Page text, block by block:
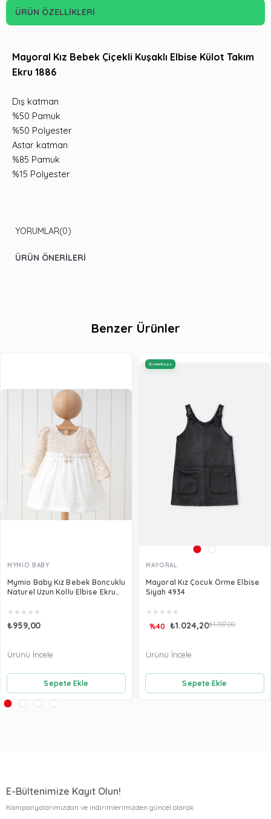
ÜRÜN ÖZELLIKLERI
Mayoral Kız Bebek Çiçekli Kuşaklı Elbise Külot Takım
Ekru 1886
Dış katman
%50 Pamuk
%50 Polyester
Astar katman
%85 Pamuk
%15 Polyester
YORUMLAR(0)
ÜRÜN ÖNERILERI
Benzer Ürünler
MYMİO BABY
Mymio Baby Kız Bebek Boncuklu
Naturel Uzun Kollu Elbise Ekru
★ ★ ★ ★ ★
₺959,00
Sepete Ekle
Ürünü İncele
MAYORAL
Mayoral Kız Çocuk Örme Elbise
Siyah 4934
★ ★ ★ ★ ★
₺1.024,20₺1.707,00
%40
Sepete Ekle
Ürünü İncele
Ücretsiz Kargo
E-Bültenimize Kayıt Olun!
Kampanyalarımızdan ve indirimlerimizden güncel olarak